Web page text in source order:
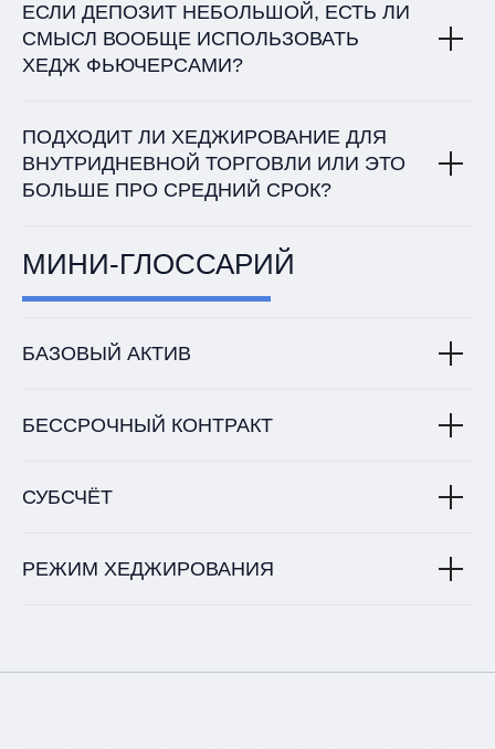
ЕСЛИ ДЕПОЗИТ НЕБОЛЬШОЙ, ЕСТЬ ЛИ
СМЫСЛ ВООБЩЕ ИСПОЛЬЗОВАТЬ
ХЕДЖ ФЬЮЧЕРСАМИ?
ПОДХОДИТ ЛИ ХЕДЖИРОВАНИЕ ДЛЯ
ВНУТРИДНЕВНОЙ ТОРГОВЛИ ИЛИ ЭТО
БОЛЬШЕ ПРО СРЕДНИЙ СРОК?
МИНИ-ГЛОССАРИЙ
БАЗОВЫЙ АКТИВ
БЕССРОЧНЫЙ КОНТРАКТ
СУБСЧЁТ
РЕЖИМ ХЕДЖИРОВАНИЯ